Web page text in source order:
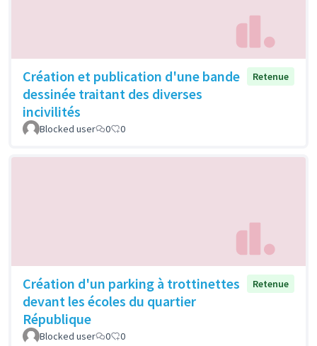
Création et publication d'une bande
dessinée traitant des diverses
incivilités
Retenue
Blocked user 0 0
Création d'un parking à trottinettes
devant les écoles du quartier
République
Retenue
Blocked user 0 0